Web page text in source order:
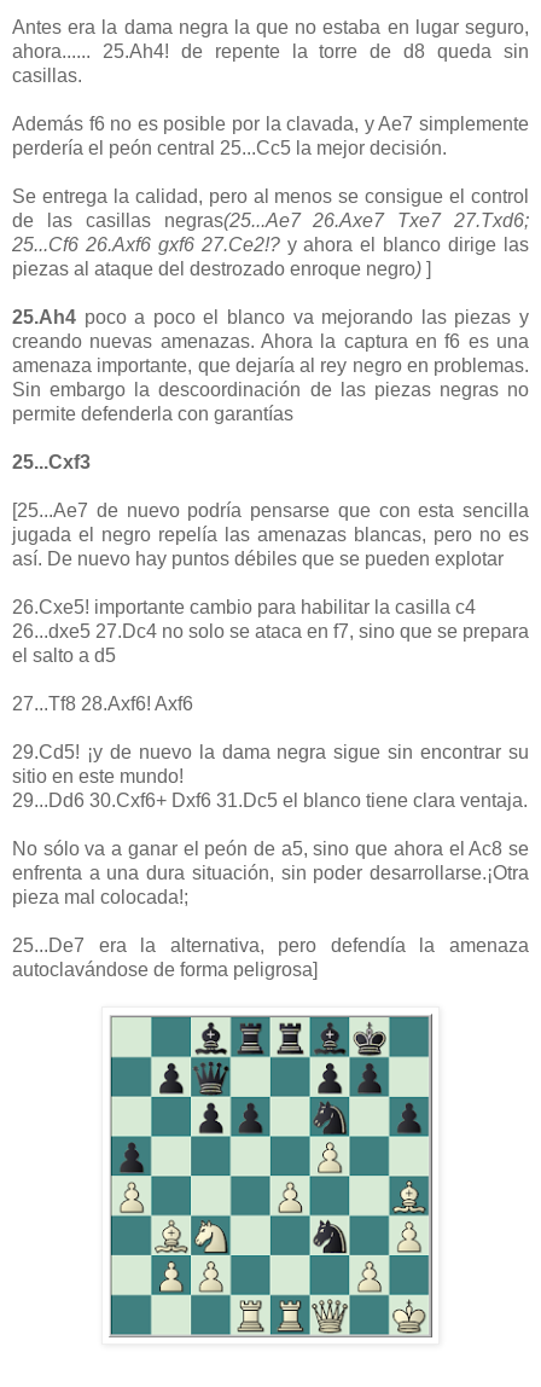
Antes era la dama negra la que no estaba en lugar seguro,
ahora...... 25.Ah4! de repente la torre de d8 queda sin
casillas.
Además f6 no es posible por la clavada, y Ae7 simplemente
perdería el peón central 25...Cc5 la mejor decisión.
Se entrega la calidad, pero al menos se consigue el control
de las casillas negras(25...Ae7 26.Axe7 Txe7 27.Txd6;
25...Cf6 26.Axf6 gxf6 27.Ce2!? y ahora el blanco dirige las
piezas al ataque del destrozado enroque negro) ]
25.Ah4 poco a poco el blanco va mejorando las piezas y
creando nuevas amenazas. Ahora la captura en f6 es una
amenaza importante, que dejaría al rey negro en problemas.
Sin embargo la descoordinación de las piezas negras no
permite defenderla con garantías
25...Cxf3
[25...Ae7 de nuevo podría pensarse que con esta sencilla
jugada el negro repelía las amenazas blancas, pero no es
así. De nuevo hay puntos débiles que se pueden explotar
26.Cxe5! importante cambio para habilitar la casilla c4
26...dxe5 27.Dc4 no solo se ataca en f7, sino que se prepara
el salto a d5
27...Tf8 28.Axf6! Axf6
29.Cd5! ¡y de nuevo la dama negra sigue sin encontrar su
sitio en este mundo!
29...Dd6 30.Cxf6+ Dxf6 31.Dc5 el blanco tiene clara ventaja.
No sólo va a ganar el peón de a5, sino que ahora el Ac8 se
enfrenta a una dura situación, sin poder desarrollarse.¡Otra
pieza mal colocada!;
25...De7 era la alternativa, pero defendía la amenaza
autoclavándose de forma peligrosa]